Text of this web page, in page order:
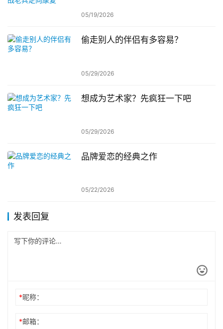
05/19/2026
偷走别人的伴侣有多容易？
05/29/2026
想成为艺术家？先疯狂一下吧
05/29/2026
品牌爱恋的经典之作
05/22/2026
发表回复
*昵称：
*邮箱：